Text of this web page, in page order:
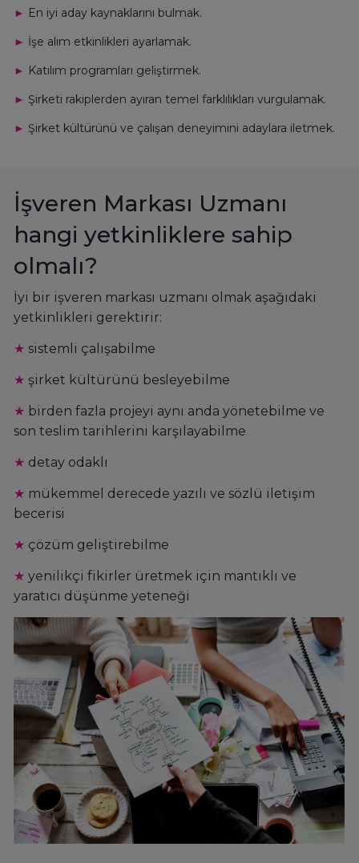
► En iyi aday kaynaklarını bulmak.
► İşe alım etkinlikleri ayarlamak.
► Katılım programları geliştirmek.
► Şirketi rakiplerden ayıran temel farklılıkları vurgulamak.
► Şirket kültürünü ve çalışan deneyimini adaylara iletmek.
İşveren Markası Uzmanı
hangi yetkinliklere sahip
olmalı?
İyi bir işveren markası uzmanı olmak aşağıdaki
yetkinlikleri gerektirir:
★ sistemli çalışabilme
★ şirket kültürünü besleyebilme
★ birden fazla projeyi aynı anda yönetebilme ve
son teslim tarihlerini karşılayabilme
★ detay odaklı
★ mükemmel derecede yazılı ve sözlü iletişim
becerisi
★ çözüm geliştirebilme
★ yenilikçi fikirler üretmek için mantıklı ve
yaratıcı düşünme yeteneği